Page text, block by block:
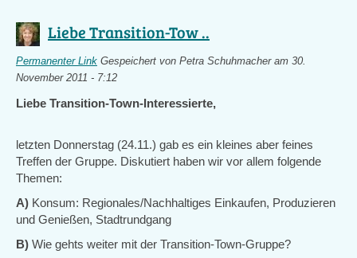
Liebe Transition-Tow ..
Permanenter Link Gespeichert von Petra Schuhmacheram 30.
November 2011 - 7:12
Liebe Transition-Town-Interessierte,
letzten Donnerstag (24.11.) gab es ein kleines aber feines
Treffen der Gruppe. Diskutiert haben wir vor allem folgende
Themen:
A) Konsum: Regionales/Nachhaltiges Einkaufen, Produzieren
und Genießen, Stadtrundgang
B) Wie gehts weiter mit der Transition-Town-Gruppe?